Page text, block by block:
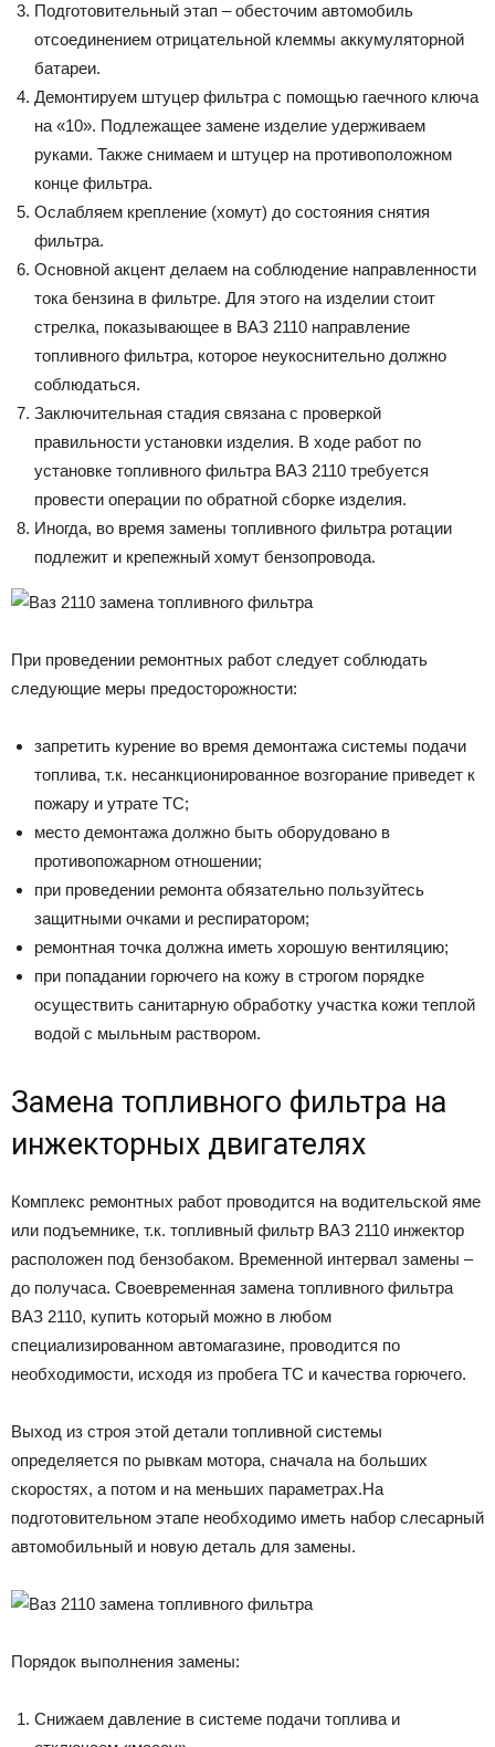
Подготовительный этап – обесточим автомобиль
отсоединением отрицательной клеммы аккумуляторной
батареи.
Демонтируем штуцер фильтра с помощью гаечного ключа
на «10». Подлежащее замене изделие удерживаем
руками. Также снимаем и штуцер на противоположном
конце фильтра.
Ослабляем крепление (хомут) до состояния снятия
фильтра.
Основной акцент делаем на соблюдение направленности
тока бензина в фильтре. Для этого на изделии стоит
стрелка, показывающее в ВАЗ 2110 направление
топливного фильтра, которое неукоснительно должно
соблюдаться.
Заключительная стадия связана с проверкой
правильности установки изделия. В ходе работ по
установке топливного фильтра ВАЗ 2110 требуется
провести операции по обратной сборке изделия.
Иногда, во время замены топливного фильтра ротации
подлежит и крепежный хомут бензопровода.
При проведении ремонтных работ следует соблюдать
следующие меры предосторожности:
запретить курение во время демонтажа системы подачи
топлива, т.к. несанкционированное возгорание приведет к
пожару и утрате ТС;
место демонтажа должно быть оборудовано в
противопожарном отношении;
при проведении ремонта обязательно пользуйтесь
защитными очками и респиратором;
ремонтная точка должна иметь хорошую вентиляцию;
при попадании горючего на кожу в строгом порядке
осуществить санитарную обработку участка кожи теплой
водой с мыльным раствором.
Замена топливного фильтра на
инжекторных двигателях
Комплекс ремонтных работ проводится на водительской яме
или подъемнике, т.к. топливный фильтр ВАЗ 2110 инжектор
расположен под бензобаком. Временной интервал замены –
до получаса. Своевременная замена топливного фильтра
ВАЗ 2110, купить который можно в любом
специализированном автомагазине, проводится по
необходимости, исходя из пробега ТС и качества горючего.
Выход из строя этой детали топливной системы
определяется по рывкам мотора, сначала на больших
скоростях, а потом и на меньших параметрах.На
подготовительном этапе необходимо иметь набор слесарный
автомобильный и новую деталь для замены.
Порядок выполнения замены:
Снижаем давление в системе подачи топлива и